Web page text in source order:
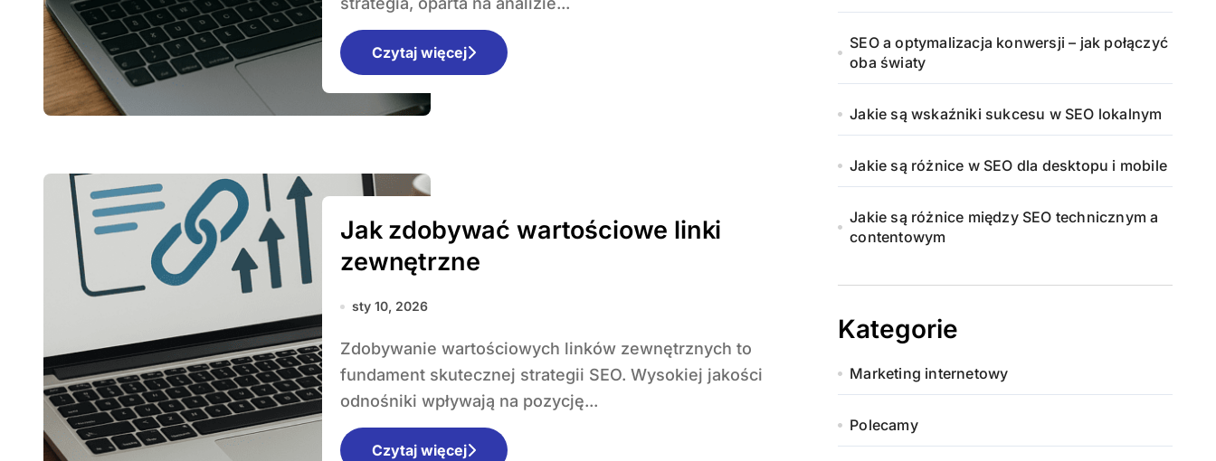
Czytaj więcej
Jak zdobywać wartościowe linki
zewnętrzne
sty 10, 2026
Zdobywanie wartościowych linków zewnętrznych to
fundament skutecznej strategii SEO. Wysokiej jakości
odnośniki wpływają na pozycję...
Czytaj więcej
SEO a optymalizacja konwersji – jak połączyć
oba światy
Jakie są wskaźniki sukcesu w SEO lokalnym
Jakie są różnice w SEO dla desktopu i mobile
Jakie są różnice między SEO technicznym a
contentowym
Kategorie
Marketing internetowy
Polecamy